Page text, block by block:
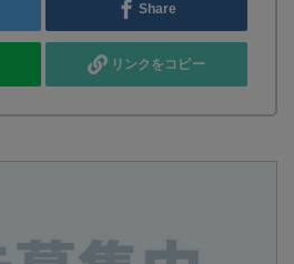
Share
リンクをコピー